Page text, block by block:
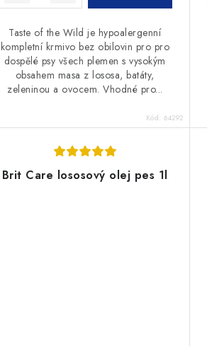
Taste of the Wild je hypoalergenní
kompletní krmivo bez obilovin pro pro
dospělé psy všech plemen s vysokým
obsahem masa z lososa, batáty,
zeleninou a ovocem. Vhodné pro...
Kód: 64292
Brit Care lososový olej pes 1l